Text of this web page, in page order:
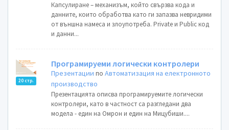
Капсулиране – механизъм, който свързва кода и
данните, които обработва като ги запазва невридими
от външна намеса и злоупотреба. Private и Public код
и данни...
20 стр.
Програмируеми логически контролери
Презентации поАвтоматизация на електронното
производство
Презентацията описва програмируемите логически
контролери, като в частност са разгледани два
модела - един на Омрон и един на Мицубиши....